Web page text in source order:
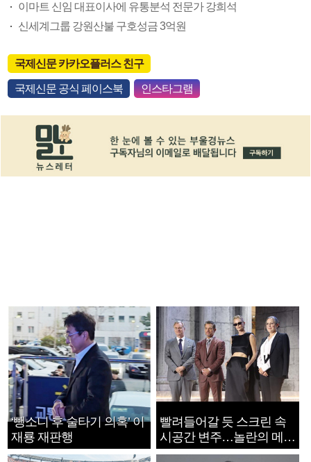
이마트 신임 대표이사에 유통분석 전문가 강희석
신세계그룹 강원산불 구호성금 3억원
국제신문 카카오플러스 친구
국제신문 공식 페이스북 인스타그램
‘뺑소니 후 술타기 의혹’ 이
재룡 재판행
빨려들어갈 듯 스크린 속
시공간 변주…놀란의 메시
지는 ‘전쟁 속죄’